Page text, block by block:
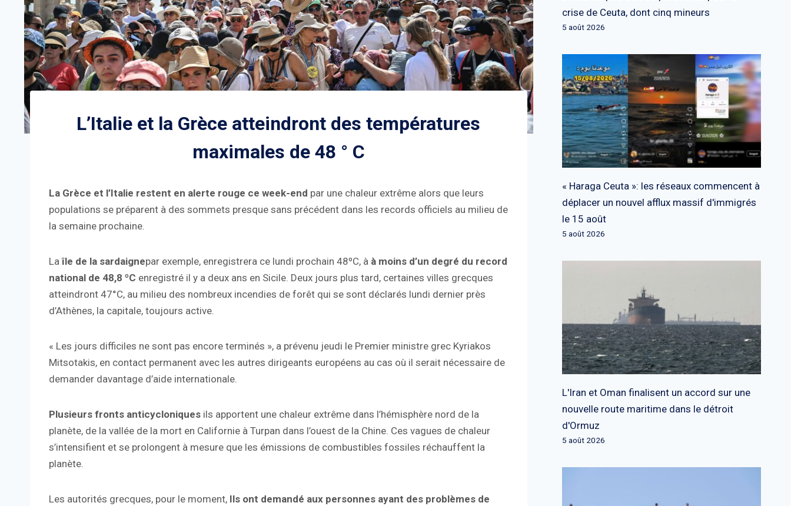
L’Italie et la Grèce atteindront des températures
maximales de 48 ° C
La Grèce et l’Italie restent en alerte rouge ce week-end par une chaleur extrême alors que leurs
populations se préparent à des sommets presque sans précédent dans les records officiels au milieu de
la semaine prochaine.
Laîle de la sardaignepar exemple, enregistrera ce lundi prochain 48ºC, à à moins d’un degré du record
national de 48,8 ºC enregistré il y a deux ans en Sicile. Deux jours plus tard, certaines villes grecques
atteindront 47°C, au milieu des nombreux incendies de forêt qui se sont déclarés lundi dernier près
d’Athènes, la capitale, toujours active.
« Les jours difficiles ne sont pas encore terminés », a prévenu jeudi le Premier ministre grec Kyriakos
Mitsotakis, en contact permanent avec les autres dirigeants européens au cas où il serait nécessaire de
demander davantage d’aide internationale.
Plusieurs fronts anticycloniques ils apportent une chaleur extrême dans l’hémisphère nord de la
planète, de la vallée de la mort en Californie à Turpan dans l’ouest de la Chine. Ces vagues de chaleur
s’intensifient et se prolongent à mesure que les émissions de combustibles fossiles réchauffent la
planète.
Les autorités grecques, pour le moment, Ils ont demandé aux personnes ayant des problèmes de
crise de Ceuta, dont cinq mineurs
5 août 2026
« Haraga Ceuta »: les réseaux commencent à
déplacer un nouvel afflux massif d'immigrés
le 15 août
5 août 2026
L'Iran et Oman finalisent un accord sur une
nouvelle route maritime dans le détroit
d'Ormuz
5 août 2026